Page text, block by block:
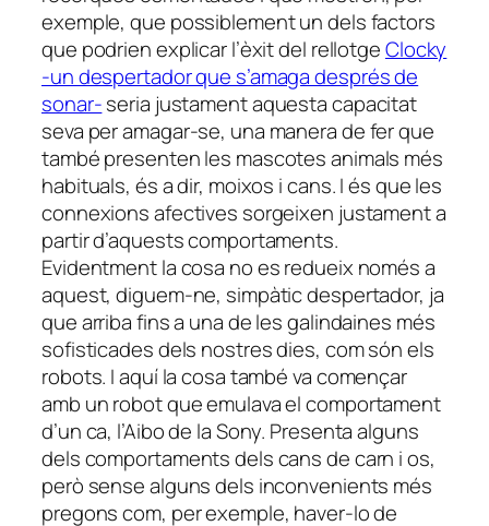
exemple, que possiblement un dels factors
que podrien explicar l’èxit del rellotgeClocky
-un despertador que s’amaga després de
sonar-seria justament aquesta capacitat
seva per amagar-se, una manera de fer que
també presenten les mascotes animals més
habituals, és a dir, moixos i cans. I és que les
connexions afectives sorgeixen justament a
partir d’aquests comportaments.
Evidentment la cosa no es redueix només a
aquest, diguem-ne, simpàtic despertador, ja
que arriba fins a una de les galindaines més
sofisticades dels nostres dies, com són els
robots. I aquí la cosa també va començar
amb un robot que emulava el comportament
d’un ca, l’Aibo de la Sony. Presenta alguns
dels comportaments dels cans de carn i os,
però sense alguns dels inconvenients més
pregons com, per exemple, haver-lo de